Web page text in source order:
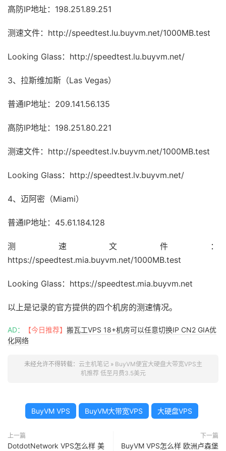
高防IP地址：198.251.89.251
测速文件：http://speedtest.lu.buyvm.net/1000MB.test
Looking Glass：http://speedtest.lu.buyvm.net/
3、拉斯维加斯（Las Vegas）
普通IP地址：209.141.56.135
高防IP地址：198.251.80.221
测速文件：http://speedtest.lv.buyvm.net/1000MB.test
Looking Glass：http://speedtest.lv.buyvm.net/
4、迈阿密（Miami）
普通IP地址：45.61.184.128
测速文件：
https://speedtest.mia.buyvm.net/1000MB.test
Looking Glass：https://speedtest.mia.buyvm.net
以上是记录的官方提供的四个机房的测速情况。
AD： 【今日推荐】 搬瓦工VPS 18+机房可以任意切换IP CN2 GIA优
化网络
未经允许不得转载： 云主机笔记» BuyVM便宜大硬盘大带宽VPS主
机推荐 低至月费3.5美元
BuyVM VPS BuyVM大带宽VPS 大硬盘VPS
上一篇
DotdotNetwork VPS怎么样 美
下一篇
BuyVM VPS怎么样 欧洲卢森堡